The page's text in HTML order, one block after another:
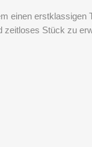
einen
Stück zu